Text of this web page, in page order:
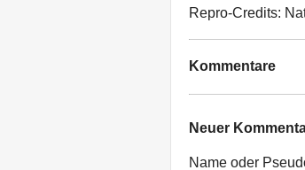
Repro-Credits:
Kommentare
Neuer
Name oder